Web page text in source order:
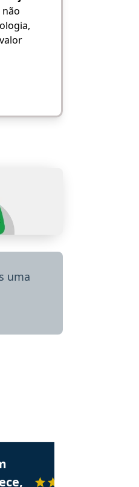
não
uma
recomenda o Aprova